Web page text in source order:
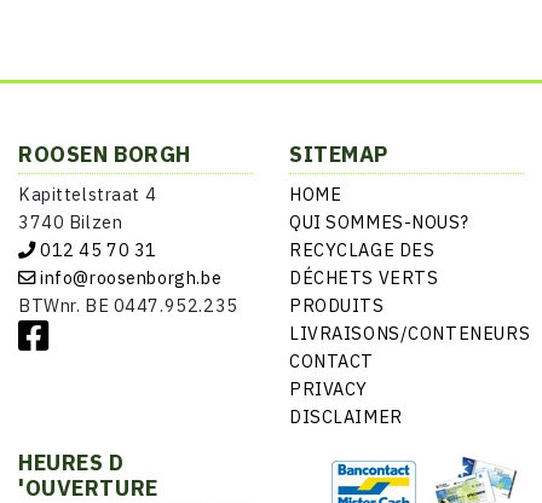
ROOSEN BORGH
Kapittelstraat 4
3740 Bilzen
012 45 70 31
info@roosenborgh.be
BTWnr. BE 0447.952.235
SITEMAP
HOME
QUI SOMMES-NOUS?
RECYCLAGE DES
DÉCHETS VERTS
PRODUITS
LIVRAISONS/CONTENEURS
CONTACT
PRIVACY
DISCLAIMER
HEURES D
'OUVERTURE